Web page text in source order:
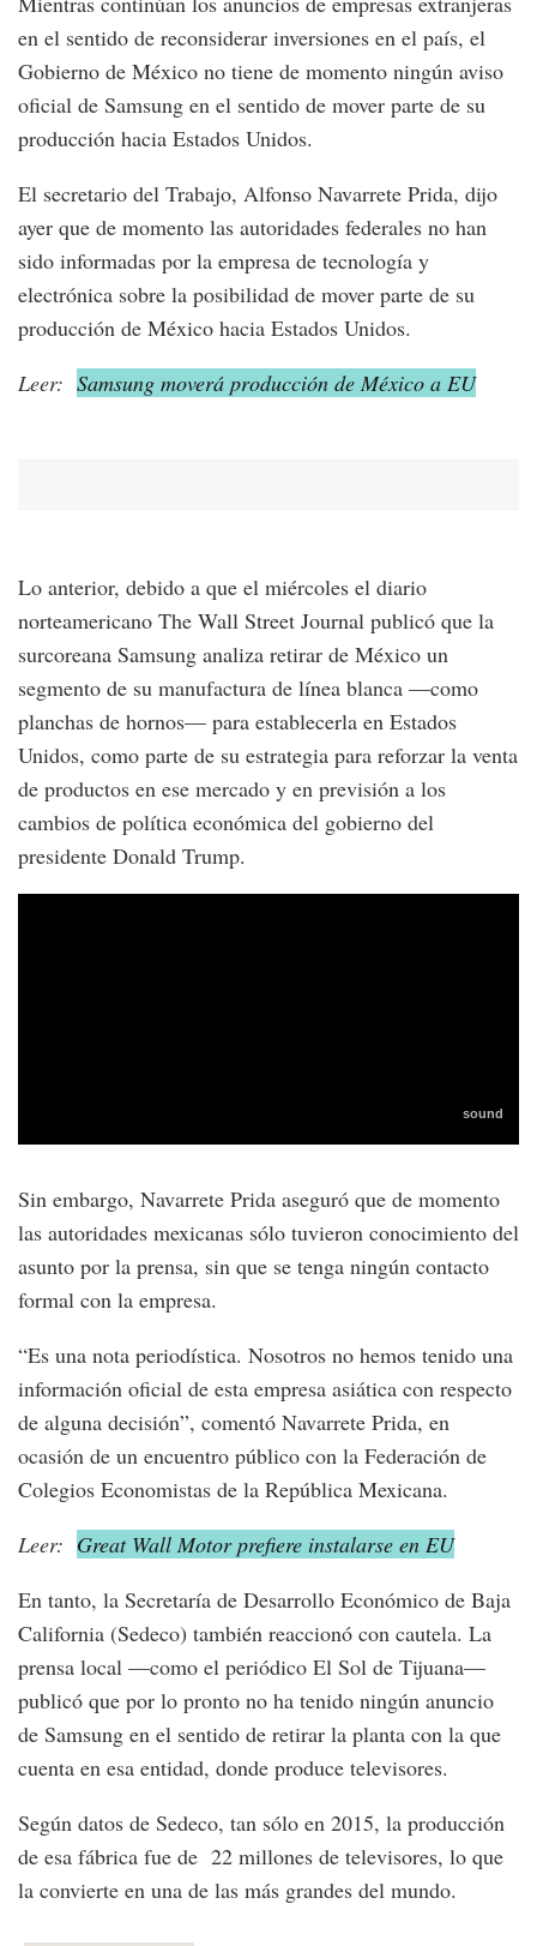
en el sentido de reconsiderar inversiones en el país, el
Gobierno de México no tiene de momento ningún aviso
oficial de Samsung en el sentido de mover parte de su
producción hacia Estados Unidos.
El secretario del Trabajo, Alfonso Navarrete Prida, dijo
ayer que de momento las autoridades federales no han
sido informadas por la empresa de tecnología y
electrónica sobre la posibilidad de mover parte de su
producción de México hacia Estados Unidos.
Leer: Samsung moverá producción de México a EU
Lo anterior, debido a que el miércoles el diario
norteamericano The Wall Street Journal publicó que la
surcoreana Samsung analiza retirar de México un
segmento de su manufactura de línea blanca —como
planchas de hornos— para establecerla en Estados
Unidos, como parte de su estrategia para reforzar la venta
de productos en ese mercado y en previsión a los
cambios de política económica del gobierno del
presidente Donald Trump.
Sin embargo, Navarrete Prida aseguró que de momento
las autoridades mexicanas sólo tuvieron conocimiento del
asunto por la prensa, sin que se tenga ningún contacto
formal con la empresa.
“Es una nota periodística. Nosotros no hemos tenido una
información oficial de esta empresa asiática con respecto
de alguna decisión”, comentó Navarrete Prida, en
ocasión de un encuentro público con la Federación de
Colegios Economistas de la República Mexicana.
Leer: Great Wall Motor prefiere instalarse en EU
En tanto, la Secretaría de Desarrollo Económico de Baja
California (Sedeco) también reaccionó con cautela. La
prensa local —como el periódico El Sol de Tijuana—
publicó que por lo pronto no ha tenido ningún anuncio
de Samsung en el sentido de retirar la planta con la que
cuenta en esa entidad, donde produce televisores.
Según datos de Sedeco, tan sólo en 2015, la producción
de esa fábrica fue de 22 millones de televisores, lo que
la convierte en una de las más grandes del mundo.